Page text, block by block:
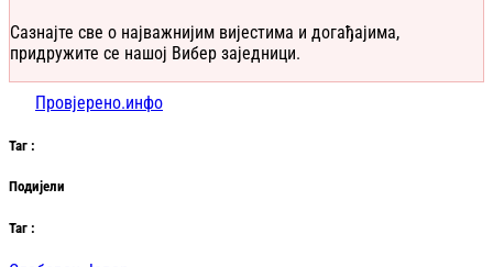
Сазнајте све о најважнијим вијестима и догађајима,
придружите се нашој Вибер заједници.
Провјерено.инфо
Таг :
Подијели
Таг :